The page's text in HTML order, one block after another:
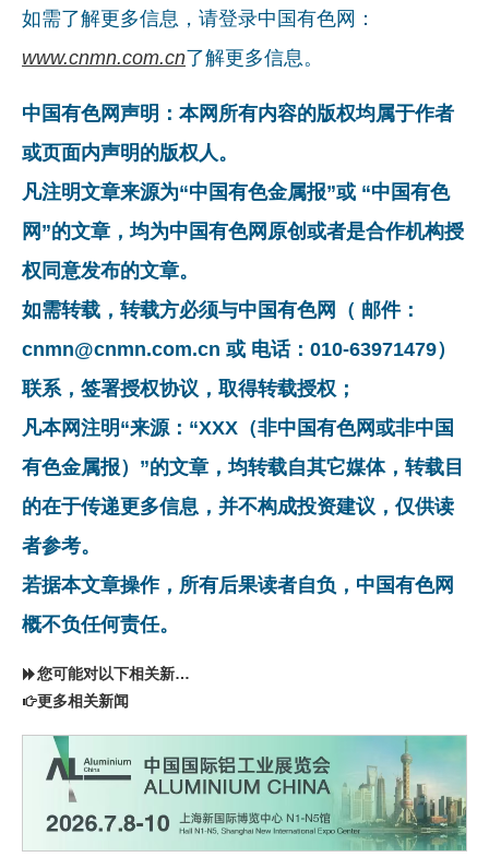
如需了解更多信息，请登录中国有色网：
www.cnmn.com.cn了解更多信息。
中国有色网声明：本网所有内容的版权均属于作者
或页面内声明的版权人。
凡注明文章来源为“中国有色金属报”或 “中国有色
网”的文章，均为中国有色网原创或者是合作机构授
权同意发布的文章。
如需转载，转载方必须与中国有色网（ 邮件：
cnmn@cnmn.com.cn 或 电话：010-63971479）
联系，签署授权协议，取得转载授权；
凡本网注明“来源：“XXX（非中国有色网或非中国
有色金属报）”的文章，均转载自其它媒体，转载目
的在于传递更多信息，并不构成投资建议，仅供读
者参考。
若据本文章操作，所有后果读者自负，中国有色网
概不负任何责任。
您可能对以下相关新闻同样感兴趣
更多相关新闻